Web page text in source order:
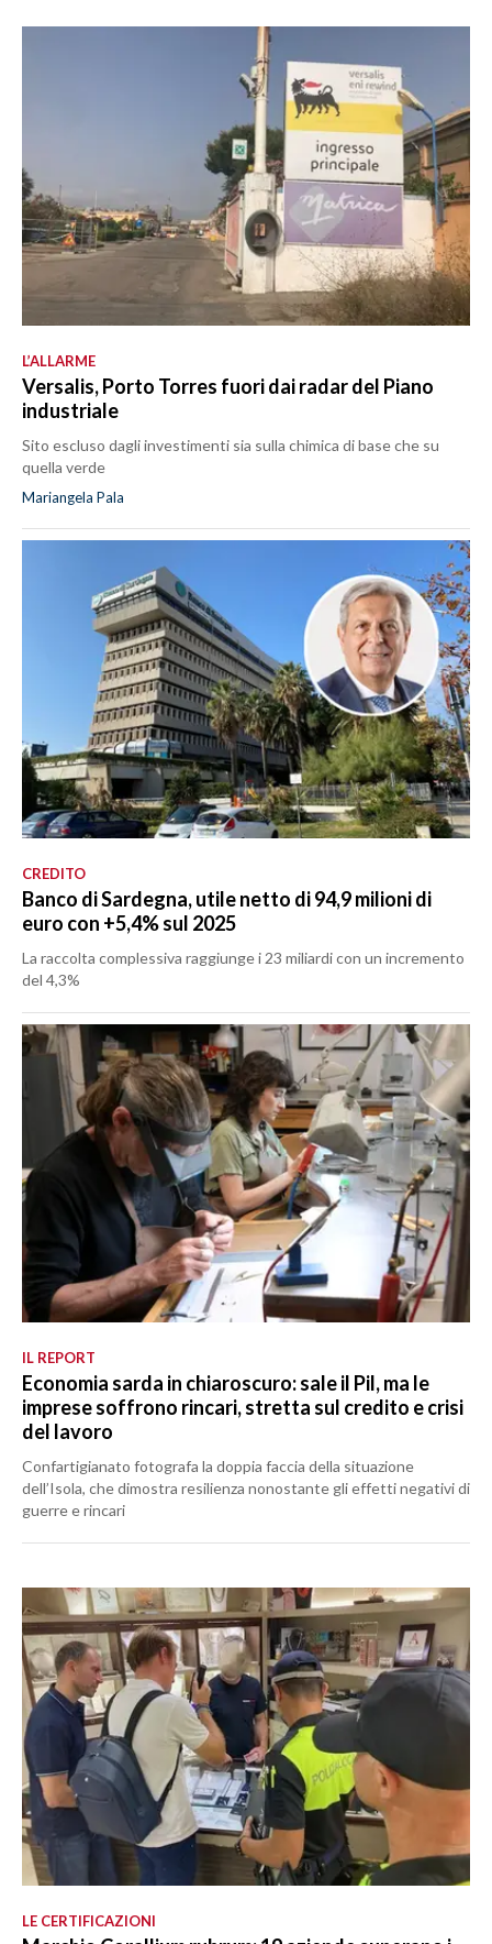
L’ALLARME
Versalis, Porto Torres fuori dai radar del Piano
industriale
Sito escluso dagli investimenti sia sulla chimica di base che su
quella verde
Mariangela Pala
CREDITO
Banco di Sardegna, utile netto di 94,9 milioni di
euro con +5,4% sul 2025
La raccolta complessiva raggiunge i 23 miliardi con un incremento
del 4,3%
IL REPORT
Economia sarda in chiaroscuro: sale il Pil, ma le
imprese soffrono rincari, stretta sul credito e crisi
del lavoro
Confartigianato fotografa la doppia faccia della situazione
dell’Isola, che dimostra resilienza nonostante gli effetti negativi di
guerre e rincari
LE CERTIFICAZIONI